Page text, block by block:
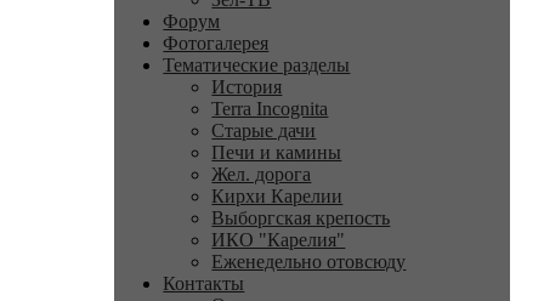
Форум
Фотогалерея
Тематические разделы
История
Terra Incognita
Старые дачи
Печи и камины
Жел. дорога
Кирхи Карелии
Выборгская крепость
ИКО "Карелия"
Еженедельно отовсюду
Контакты